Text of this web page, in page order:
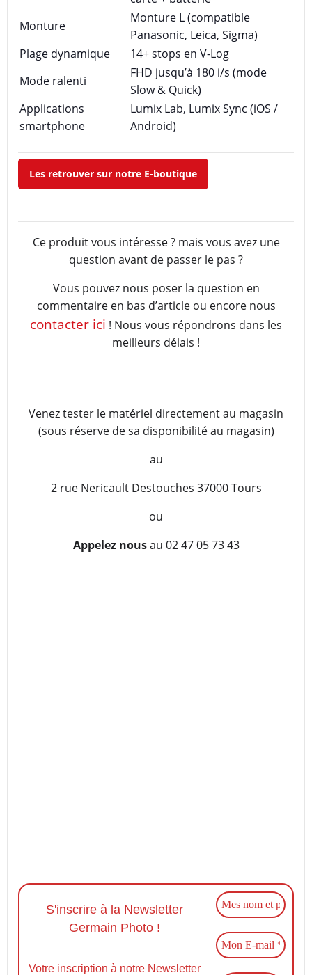
Monture
Monture L (compatible
Panasonic, Leica, Sigma)
Plage dynamique
14+ stops en V-Log
Mode ralenti
FHD jusqu’à 180 i/s (mode
Slow & Quick)
Applications
smartphone
Lumix Lab, Lumix Sync (iOS /
Android)
Les retrouver sur notre E-boutique
Ce produit vous intéresse ? mais vous avez une
question avant de passer le pas ?
Vous pouvez nous poser la question en
commentaire en bas d’article ou encore nous
contacter ici ! Nous vous répondrons dans les
meilleurs délais !
Venez tester le matériel directement au magasin
(sous réserve de sa disponibilité au magasin)
au
2 rue Nericault Destouches 37000 Tours
ou
Appelez nousau 02 47 05 73 43
S'inscrire à la Newsletter
Germain Photo !
Votre inscription à notre Newsletter